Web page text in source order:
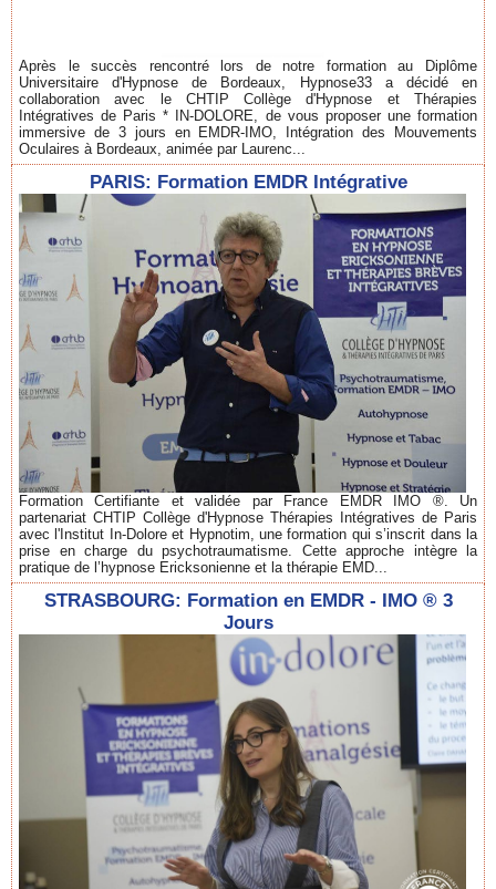
Après le succès rencontré lors de notre formation au Diplôme
Universitaire d'Hypnose de Bordeaux, Hypnose33 a décidé en
collaboration avec le CHTIP Collège d'Hypnose et Thérapies
Intégratives de Paris * IN-DOLORE, de vous proposer une formation
immersive de 3 jours en EMDR-IMO, Intégration des Mouvements
Oculaires à Bordeaux, animée par Laurenc...
PARIS: Formation EMDR Intégrative
Formation Certifiante et validée par France EMDR IMO ®. Un
partenariat CHTIP Collège d'Hypnose Thérapies Intégratives de Paris
avec l'Institut In-Dolore et Hypnotim, une formation qui s’inscrit dans la
prise en charge du psychotraumatisme. Cette approche intègre la
pratique de l’hypnose Ericksonienne et la thérapie EMD...
STRASBOURG: Formation en EMDR - IMO ® 3
Jours